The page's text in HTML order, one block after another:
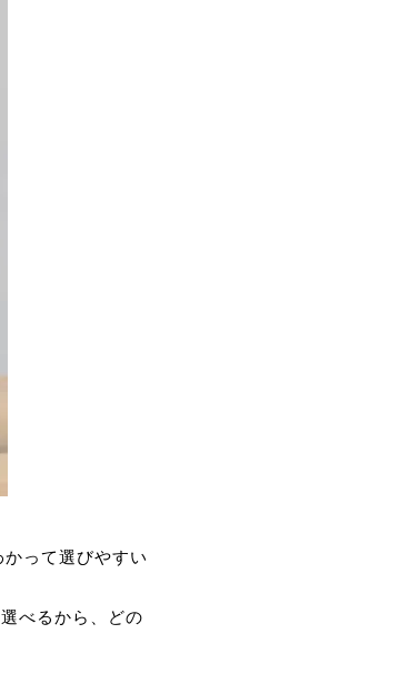
って選びやすい
べるから、どの